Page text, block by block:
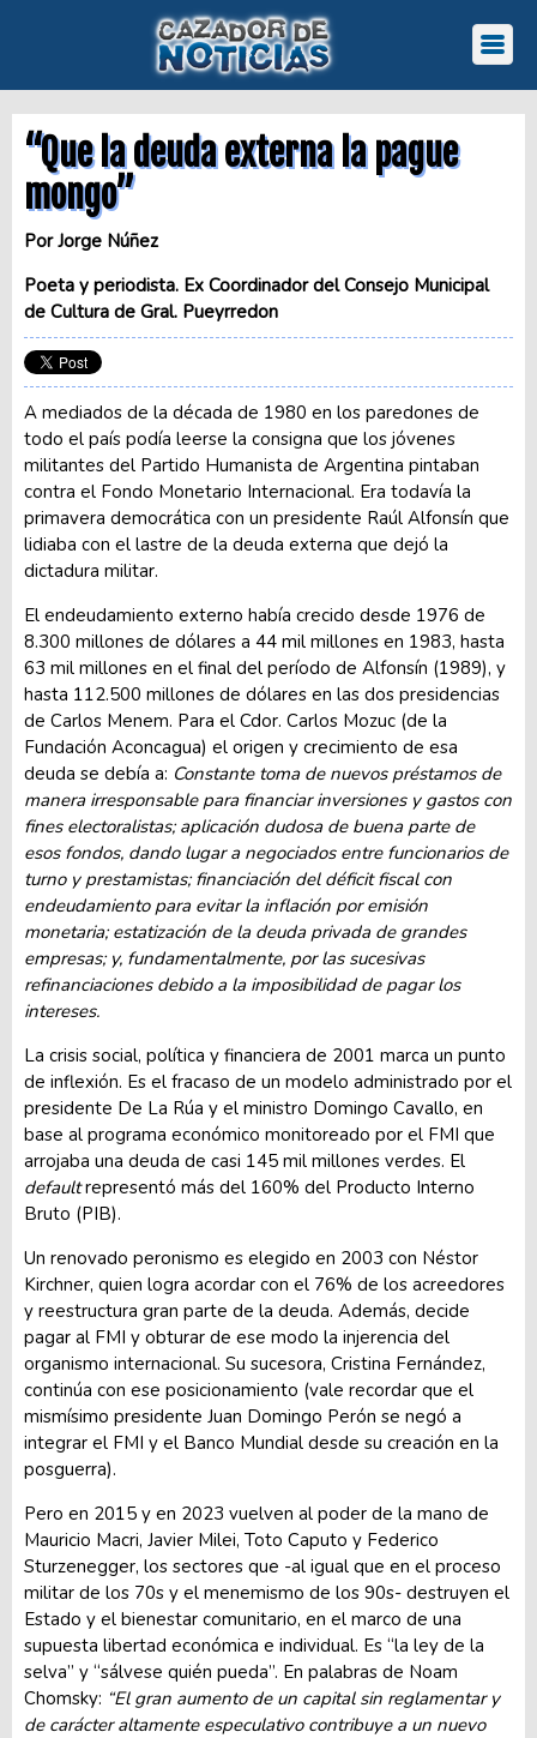
“Que la deuda externa la pague
mongo”
Por Jorge Núñez
Poeta y periodista. Ex Coordinador del Consejo Municipal
de Cultura de Gral. Pueyrredon
A mediados de la década de 1980 en los paredones de
todo el país podía leerse la consigna que los jóvenes
militantes del Partido Humanista de Argentina pintaban
contra el Fondo Monetario Internacional. Era todavía la
primavera democrática con un presidente Raúl Alfonsín que
lidiaba con el lastre de la deuda externa que dejó la
dictadura militar.
El endeudamiento externo había crecido desde 1976 de
8.300 millones de dólares a 44 mil millones en 1983, hasta
63 mil millones en el final del período de Alfonsín (1989), y
hasta 112.500 millones de dólares en las dos presidencias
de Carlos Menem. Para el Cdor. Carlos Mozuc (de la
Fundación Aconcagua) el origen y crecimiento de esa
deuda se debía a: Constante toma de nuevos préstamos de
manera irresponsable para financiar inversiones y gastos con
fines electoralistas; aplicación dudosa de buena parte de
esos fondos, dando lugar a negociados entre funcionarios de
turno y prestamistas; financiación del déficit fiscal con
endeudamiento para evitar la inflación por emisión
monetaria; estatización de la deuda privada de grandes
empresas; y, fundamentalmente, por las sucesivas
refinanciaciones debido a la imposibilidad de pagar los
intereses.
La crisis social, política y financiera de 2001 marca un punto
de inflexión. Es el fracaso de un modelo administrado por el
presidente De La Rúa y el ministro Domingo Cavallo, en
base al programa económico monitoreado por el FMI que
arrojaba una deuda de casi 145 mil millones verdes. El
defaultrepresentó más del 160% del Producto Interno
Bruto (PIB).
Un renovado peronismo es elegido en 2003 con Néstor
Kirchner, quien logra acordar con el 76% de los acreedores
y reestructura gran parte de la deuda. Además, decide
pagar al FMI y obturar de ese modo la injerencia del
organismo internacional. Su sucesora, Cristina Fernández,
continúa con ese posicionamiento (vale recordar que el
mismísimo presidente Juan Domingo Perón se negó a
integrar el FMI y el Banco Mundial desde su creación en la
posguerra).
Pero en 2015 y en 2023 vuelven al poder de la mano de
Mauricio Macri, Javier Milei, Toto Caputo y Federico
Sturzenegger, los sectores que -al igual que en el proceso
militar de los 70s y el menemismo de los 90s- destruyen el
Estado y el bienestar comunitario, en el marco de una
supuesta libertad económica e individual. Es “la ley de la
selva” y “sálvese quién pueda”. En palabras de Noam
Chomsky: “El gran aumento de un capital sin reglamentar y
de carácter altamente especulativo contribuye a un nuevo